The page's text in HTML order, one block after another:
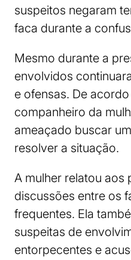
suspeitos negaram
faca durante a
Mesmo durante a
envolvidos
e ofensas. De
companheiro da
ameaçado buscar
resolver a situação.
A mulher relatou aos
discussões entre os
frequentes. Ela
suspeitas de
entorpecentes e